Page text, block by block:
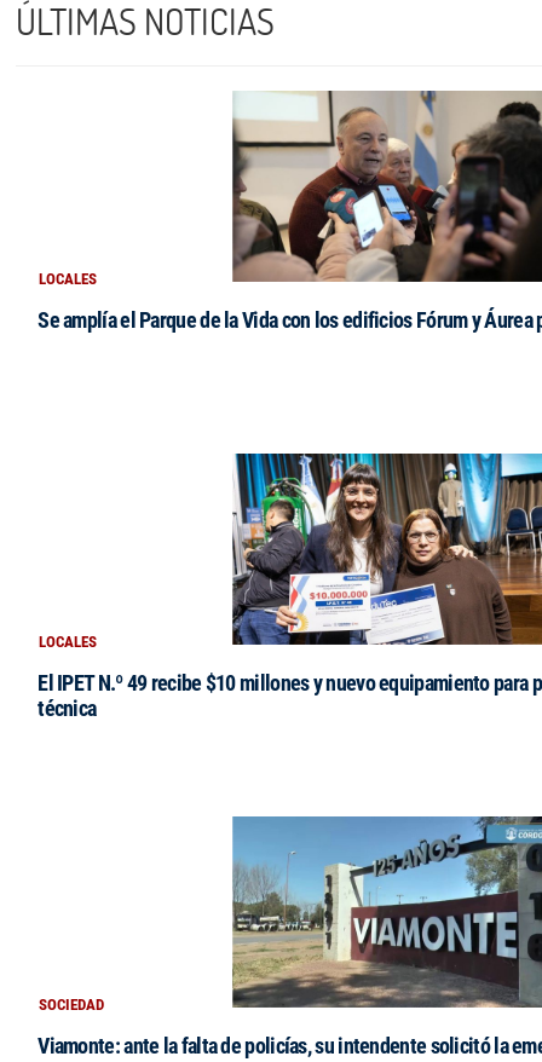
ÚLTIMAS NOTICIAS
LOCALES
Se amplía el Parque de la Vida con los edificios Fórum y
LOCALES
El IPET N.º 49 recibe $10 millones y nuevo equipamiento para
técnica
SOCIEDAD
Viamonte: ante la falta de policías, su intendente solicitó la